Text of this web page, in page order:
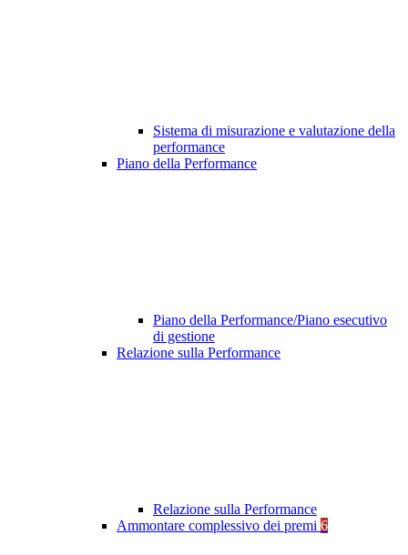
Sistema di misurazione e valutazione della
performance
Piano della Performance
Piano della Performance/Piano esecutivo
di gestione
Relazione sulla Performance
Relazione sulla Performance
Ammontare complessivo dei premi 6